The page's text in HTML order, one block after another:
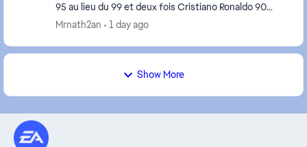
95 au lieu du 99 et deux fois Cristiano Ronaldo 90
alors que ces cartes ne devait pas être...
Mrnath2an 1 day ago
Show More